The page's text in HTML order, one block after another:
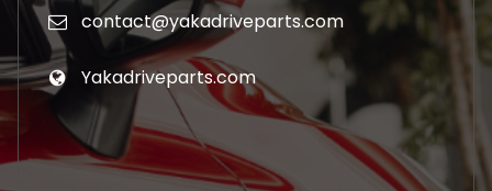
contact@yakadriveparts.com
Yakadriveparts.com